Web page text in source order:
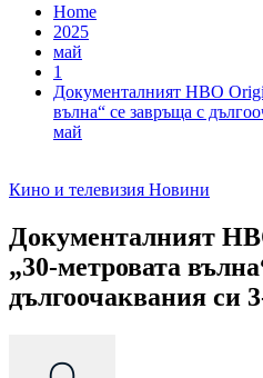
Home
2025
май
1
Документалният HBO
вълна“ се завръща с
май
Кино и телевизия Новини
Документалният
„30-метровата
дългоочаквания си